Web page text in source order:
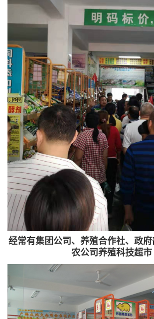
经常有集团公司、养殖合作社、政
农公司养殖科技超市